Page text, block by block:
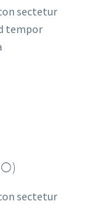
sectetur
tempor
sectetur